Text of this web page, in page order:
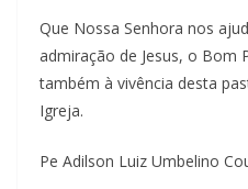
Que Nossa Senhora nos
admiração de Jesus, o Bom
também à vivência desta
Igreja.
Pe Adilson Luiz Umbelino